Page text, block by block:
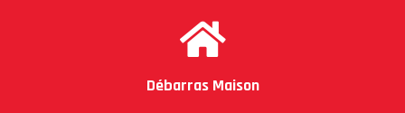
Débarras Maison